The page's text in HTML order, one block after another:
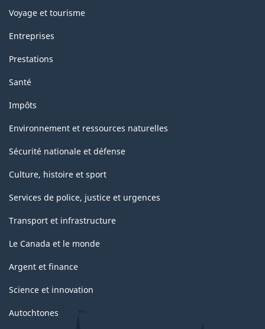
Voyage et tourisme
Entreprises
Prestations
Santé
Impôts
Environnement et ressources naturelles
Sécurité nationale et défense
Culture, histoire et sport
Services de police, justice et urgences
Transport et infrastructure
Le Canada et le monde
Argent et finance
Science et innovation
Autochtones